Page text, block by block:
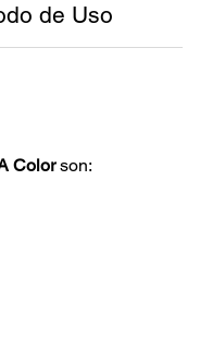
de Uso
Colorson: